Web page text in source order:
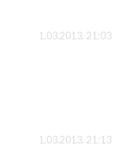
1.03.2013, 21:03
1.03.2013, 21:13